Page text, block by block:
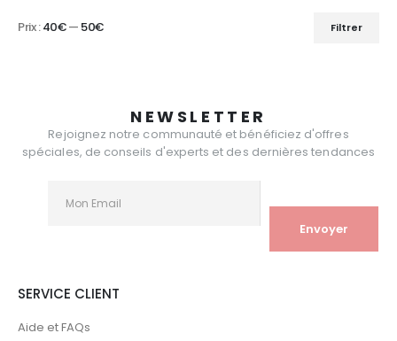
Filtrer
Prix :40€— 50€
NEWSLETTER
Rejoignez notre communauté et bénéficiez d'offres
spéciales, de conseils d'experts et des dernières tendances
SERVICE CLIENT
Aide et FAQs